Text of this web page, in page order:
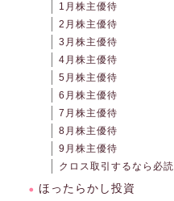
1月株主優待
2月株主優待
3月株主優待
4月株主優待
5月株主優待
6月株主優待
7月株主優待
8月株主優待
9月株主優待
クロス取引するなら必読
ほったらかし投資